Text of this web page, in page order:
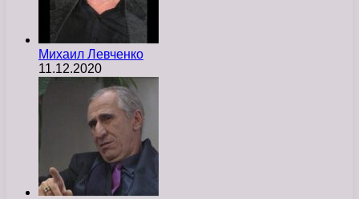
Михаил Левченко
11.12.2020